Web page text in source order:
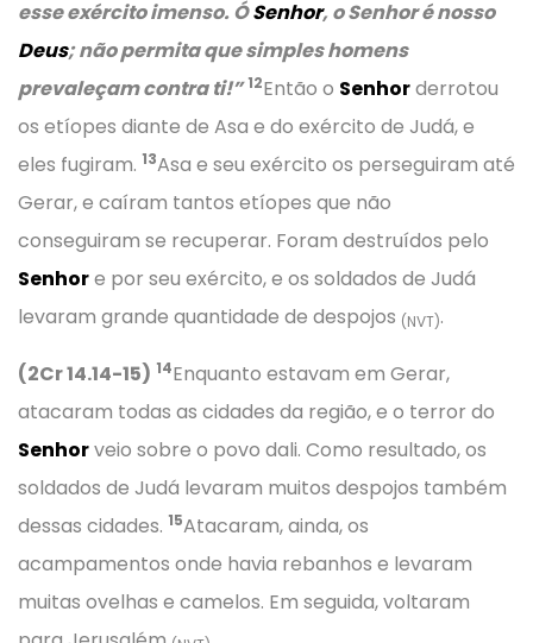
esse exército imenso. ÓSenhor, o Senhor é nosso
Deus; não permita que simples homens
prevaleçam contra ti!” 12Então o Senhorderrotou
os etíopes diante de Asa e do exército de Judá, e
eles fugiram. 13Asa e seu exército os perseguiram até
Gerar, e caíram tantos etíopes que não
conseguiram se recuperar. Foram destruídos pelo
Senhore por seu exército, e os soldados de Judá
levaram grande quantidade de despojos (NVT).
(2Cr 14.14-15) 14Enquanto estavam em Gerar,
atacaram todas as cidades da região, e o terror do
Senhorveio sobre o povo dali. Como resultado, os
soldados de Judá levaram muitos despojos também
dessas cidades. 15Atacaram, ainda, os
acampamentos onde havia rebanhos e levaram
muitas ovelhas e camelos. Em seguida, voltaram